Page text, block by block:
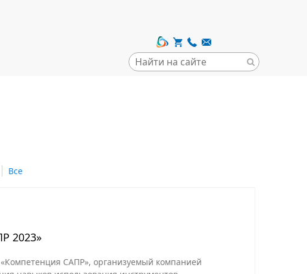
Все
2023»
САПР», организуемый компанией